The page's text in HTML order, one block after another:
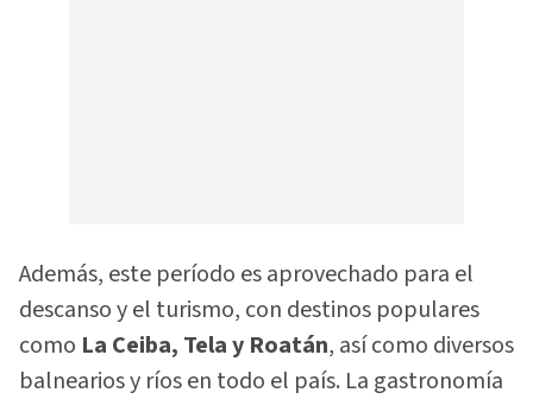
Además, este período es aprovechado para el
descanso y el turismo, con destinos populares
como La Ceiba, Tela y Roatán, así como diversos
balnearios y ríos en todo el país. La gastronomía